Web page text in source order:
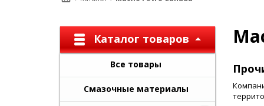
Каталог товаров
Все товары
Смазочные материалы